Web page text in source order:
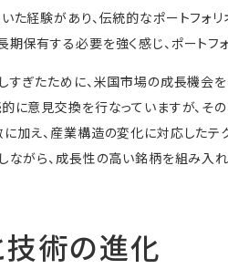
た経験があり、伝統的なポートフォ
保有する必要を強く感じ、ポートフ
ぎたために、米国市場の成長機会
に意見交換を行なっていますが、そ
に加え、産業構造の変化に対応した
ながら、成長性の高い銘柄を組み入
術の進化